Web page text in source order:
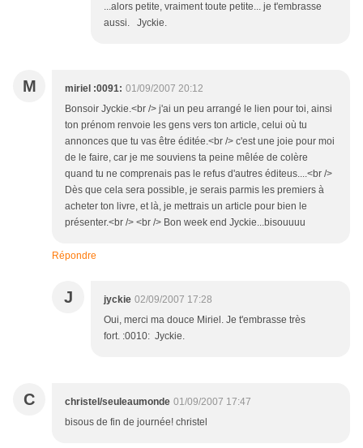
...alors petite, vraiment toute petite... je t'embrasse
aussi. Jyckie.
M miriel :0091: 01/09/2007 20:12
Bonsoir Jyckie.<br /> j'ai un peu arrangé le lien pour toi, ainsi
ton prénom renvoie les gens vers ton article, celui où tu
annonces que tu vas être éditée.<br /> c'est une joie pour moi
de le faire, car je me souviens ta peine mêlée de colère
quand tu ne comprenais pas le refus d'autres éditeus....<br />
Dès que cela sera possible, je serais parmis les premiers à
acheter ton livre, et là, je mettrais un article pour bien le
présenter.<br /> <br /> Bon week end Jyckie...bisouuuu
Répondre
J jyckie 02/09/2007 17:28
Oui, merci ma douce Miriel. Je t'embrasse très
fort. :0010: Jyckie.
C christel/seuleaumonde 01/09/2007 17:47
bisous de fin de journée! christel